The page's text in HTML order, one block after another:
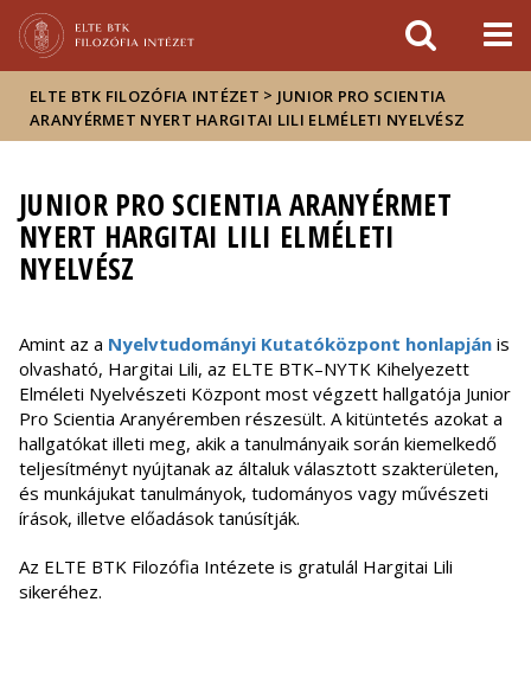
sajtóban
ELTE BTK FILOZÓFIA INTÉZET > JUNIOR PRO SCIENTIA
ARANYÉRMET NYERT HARGITAI LILI ELMÉLETI NYELVÉSZ
JUNIOR PRO SCIENTIA ARANYÉRMET
NYERT HARGITAI LILI ELMÉLETI
NYELVÉSZ
Amint az a Nyelvtudományi Kutatóközpont honlapján is
olvasható, Hargitai Lili, az ELTE BTK–NYTK Kihelyezett
Elméleti Nyelvészeti Központ most végzett hallgatója Junior
Pro Scientia Aranyéremben részesült. A kitüntetés azokat a
hallgatókat illeti meg, akik a tanulmányaik során kiemelkedő
teljesítményt nyújtanak az általuk választott szakterületen,
és munkájukat tanulmányok, tudományos vagy művészeti
írások, illetve előadások tanúsítják.
Az ELTE BTK Filozófia Intézete is gratulál Hargitai Lili
sikeréhez.